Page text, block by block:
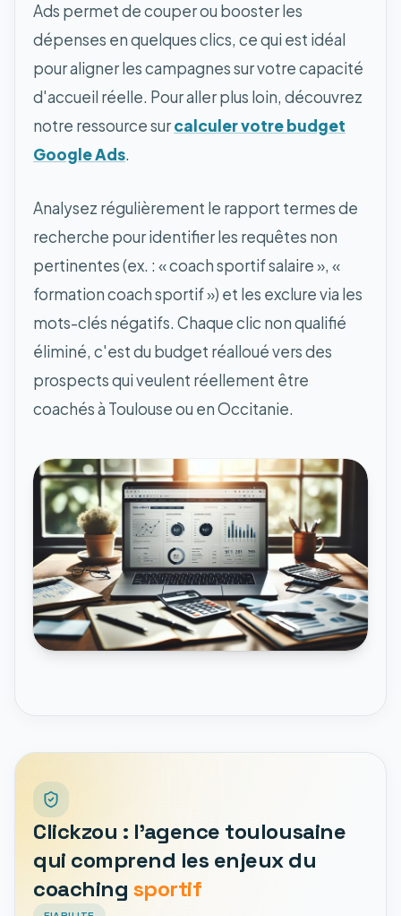
Ads permet de couper ou booster les
dépenses en quelques clics, ce qui est idéal
pour aligner les campagnes sur votre capacité
d'accueil réelle. Pour aller plus loin, découvrez
notre ressource surcalculer votre budget
Google Ads.
Analysez régulièrement le rapport termes de
recherche pour identifier les requêtes non
pertinentes (ex. : « coach sportif salaire », «
formation coach sportif ») et les exclure via les
mots-clés négatifs. Chaque clic non qualifié
éliminé, c'est du budget réalloué vers des
prospects qui veulent réellement être
coachés à Toulouse ou en Occitanie.
Clickzou : l'agence toulousaine
qui comprend les enjeux du
coaching sportif